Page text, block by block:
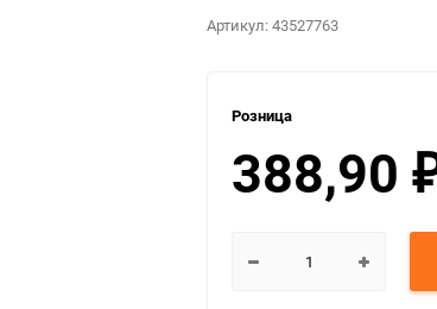
Артикул:43527763
Розница
388,90